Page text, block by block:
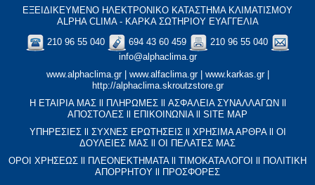
ΕΞΕΙΔΙΚΕΥΜΕΝΟ ΗΛΕΚΤΡΟΝΙΚΟ ΚΑΤΑΣΤΗΜΑ ΚΛΙΜΑΤΙΣΜΟΥ
ALPHA CLIMA - ΚΑΡΚΑ ΣΩΤΗΡΙΟΥ ΕΥΑΓΓΕΛΙΑ
210 96 55 040
694 43 60 459
210 96 55 040
info@alphaclima.gr
www.alphaclima.gr| www.alfaclima.gr| www.karkas.gr|
http://alphaclima.skroutzstore.gr
Η ΕΤΑΙΡΙΑ ΜΑΣ
ΠΛΗΡΩΜΕΣ ΑΣΦΑΛΕΙΑ ΣΥΝΑΛΛΑΓΩΝ
ΑΠΟΣΤΟΛΕΣ
ΕΠΙΚΟΙΝΩΝΙΑ
SITE MAP
ΥΠΗΡΕΣΙΕΣll ΣΥΧΝΕΣ ΕΡΩΤΗΣΕΙΣll XΡΗΣΙΜΑ ΑΡΘΡΑll ΟΙ
ΔΟΥΛΕΙΕΣ ΜΑΣ
ΟΙ ΠΕΛΑΤΕΣ ΜΑΣ
ΟΡΟΙ ΧΡΗΣΕΩΣ
ΠΛΕΟΝΕΚΤΗΜΑΤΑll ΤΙΜΟΚΑΤΑΛΟΓΟΙ
ΠΟΛΙΤΙΚΗ
ΑΠΟΡΡΗΤΟΥ
ΠΡΟΣΦΟΡΕΣ